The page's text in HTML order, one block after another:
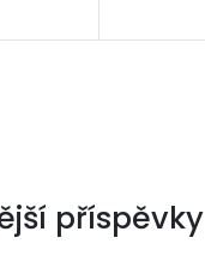
příspěvky